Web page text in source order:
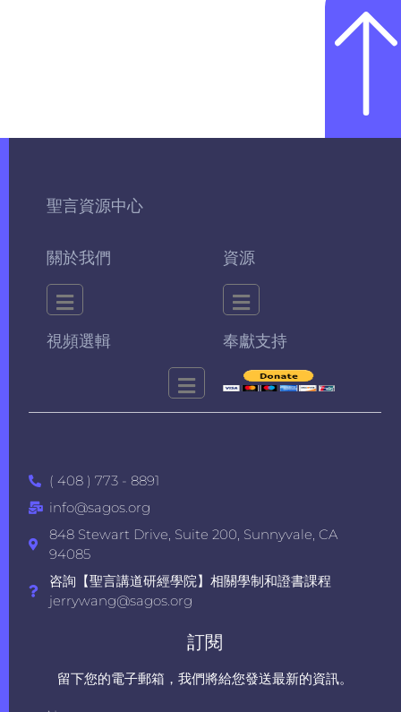
聖言資源中心
關於我們 資源
視頻選輯 奉獻支持
( 408 ) 773 - 8891
info@sagos.org
848 Stewart Drive, Suite 200, Sunnyvale, CA
94085
咨詢【聖言講道研經學院】相關學制和證書課程
jerrywang@sagos.org
訂閱
留下您的電子郵箱，我們將給您發送最新的資訊。